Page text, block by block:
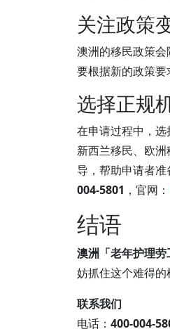
关注政策
澳洲的移民政策
要根据新的政策要
选择正规
在申请过程中，
新西兰移民、欧
导，帮助申请者
004-5801 ，官网：
结语
澳洲「老年护理劳
妨抓住这个难得
联系我们
电话： 400-004-